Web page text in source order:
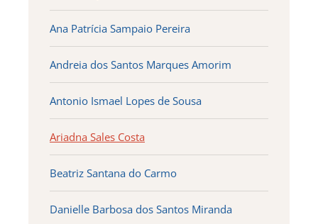
Ana Patrícia Sampaio Pereira
Andreia dos Santos Marques Amorim
Antonio Ismael Lopes de Sousa
Ariadna Sales Costa
Beatriz Santana do Carmo
Danielle Barbosa dos Santos Miranda